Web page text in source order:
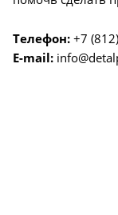
Телефон: +7
E-mail: